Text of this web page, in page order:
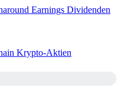
Earnings Dividenden
Krypto-Aktien